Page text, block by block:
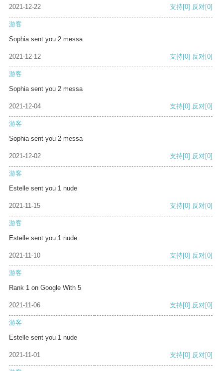
2021-12-22 支持[0] 反对[0]
游客
Sophia sent you 2 messa
2021-12-12 支持[0] 反对[0]
游客
Sophia sent you 2 messa
2021-12-04 支持[0] 反对[0]
游客
Sophia sent you 2 messa
2021-12-02 支持[0] 反对[0]
游客
Estelle sent you 1 nude
2021-11-15 支持[0] 反对[0]
游客
Estelle sent you 1 nude
2021-11-10 支持[0] 反对[0]
游客
Rank 1 on Google With 5
2021-11-06 支持[0] 反对[0]
游客
Estelle sent you 1 nude
2021-11-01 支持[0] 反对[0]